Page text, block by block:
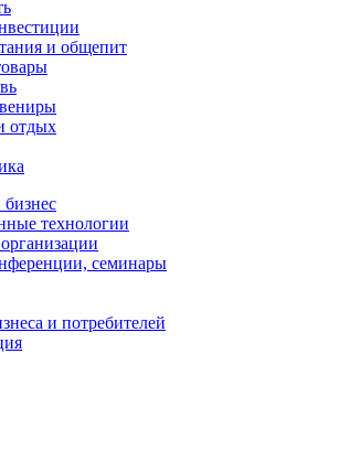
и общепит
отдых
технологии
семинары
и потребителей